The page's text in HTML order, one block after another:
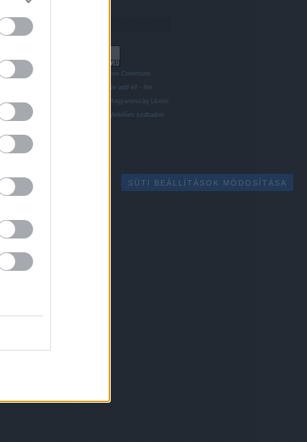
Creative Commons
Nevezd meg! - Ne add el! - Ne
változtasd! 2.5 Magyarország Licenc
feltételeinek megfelelően szabadon
SÜTI BEÁLLÍTÁSOK MÓDOSÍTÁSA